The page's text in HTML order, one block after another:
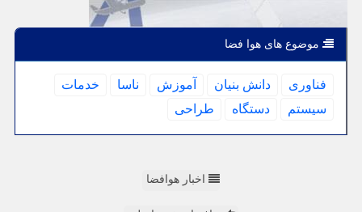
موضوع های هوا فضا
فناوری دانش بنیان آموزش ناسا
خدمات
سیستم
دستگاه طراحی
اخبار هوافضا